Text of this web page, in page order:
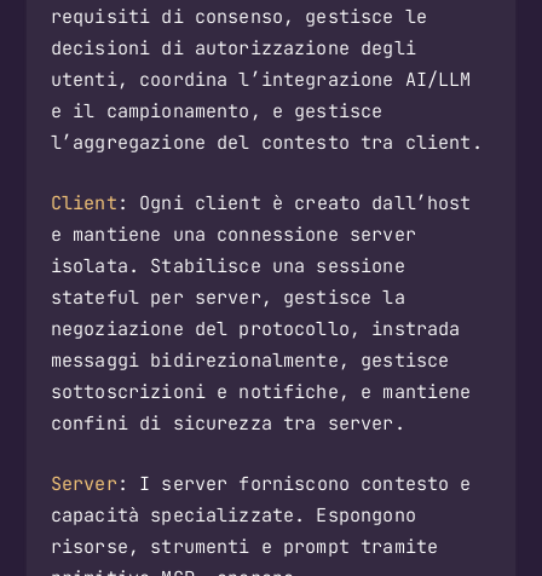
requisiti di consenso, gestisce le
decisioni di autorizzazione degli
utenti, coordina l’integrazione AI/LLM
e il campionamento, e gestisce
l’aggregazione del contesto tra client.
Client: Ogni client è creato dall’host
e mantiene una connessione server
isolata. Stabilisce una sessione
stateful per server, gestisce la
negoziazione del protocollo, instrada
messaggi bidirezionalmente, gestisce
sottoscrizioni e notifiche, e mantiene
confini di sicurezza tra server.
Server: I server forniscono contesto e
capacità specializzate. Espongono
risorse, strumenti e prompt tramite